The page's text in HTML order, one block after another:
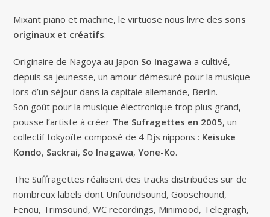
Mixant piano et machine, le virtuose nous livre des sons
originaux et créatifs.
Originaire de Nagoya au Japon So Inagawa a cultivé,
depuis sa jeunesse, un amour démesuré pour la musique
lors d’un séjour dans la capitale allemande, Berlin.
Son goût pour la musique électronique trop plus grand,
pousse l’artiste à créer The Sufragettes en 2005, un
collectif tokyoïte composé de 4 Djs nippons : Keisuke
Kondo, Sackrai, So Inagawa,Yone-Ko.
The Suffragettes réalisent des tracks distribuées sur de
nombreux labels dont Unfoundsound, Goosehound,
Fenou, Trimsound, WC recordings, Minimood, Telegragh,